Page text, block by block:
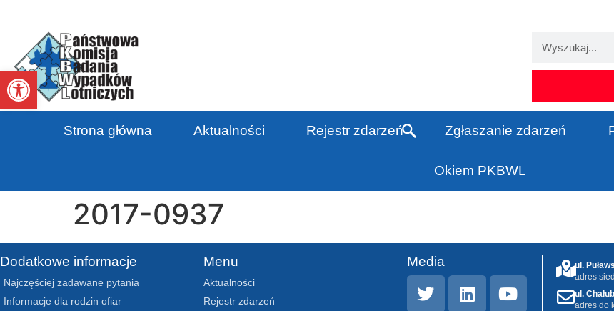
Otwórz pasek narzędzi
Strona główna Aktualności Rejestr zdarzeń Zgłaszanie zdarzeń
Okiem PKBWL
2017-0937
Dodatkowe informacje
Najczęściej zadawane pytania
Informacje dla rodzin ofiar
Menu
Aktualności
Rejestr zdarzeń
Media
ul.
adres
ul.
adres do